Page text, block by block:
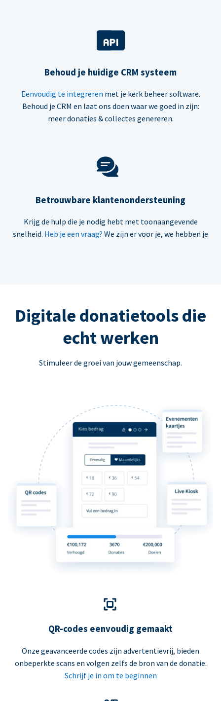
Behoud je huidige CRM systeem
Eenvoudig te integreren met je kerk beheer software.
Behoud je CRM en laat ons doen waar we goed in zijn:
meer donaties & collectes genereren.
Betrouwbare klantenondersteuning
Krijg de hulp die je nodig hebt met toonaangevende
snelheid. Heb je een vraag? We zijn er voor je, we hebben je
Digitale donatietools die
echt werken
Stimuleer de groei van jouw gemeenschap.
QR-codes eenvoudig gemaakt
Onze geavanceerde codes zijn advertentievrij, bieden
onbeperkte scans en volgen zelfs de bron van de donatie.
Schrijf je in om te beginnen